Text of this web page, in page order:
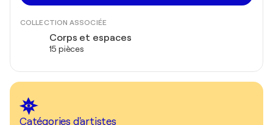
COLLECTION ASSOCIÉE
Corps et espaces
15 pièces
Catégories d'artistes